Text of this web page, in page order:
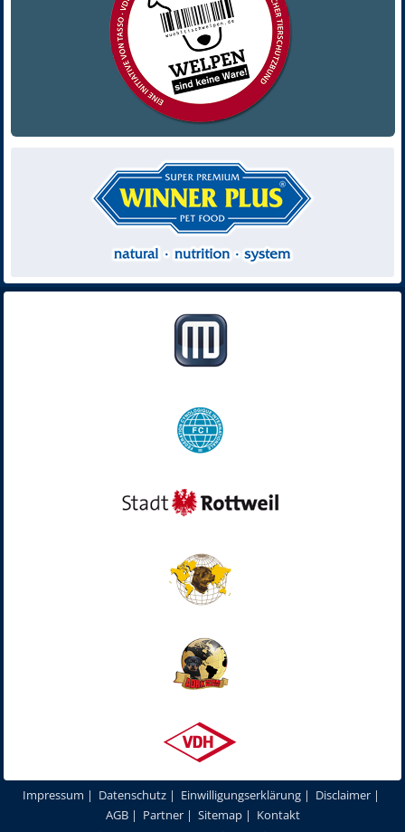
Impressum | Datenschutz | Einwilligungserklärung | Disclaimer |
AGB| Partner| Sitemap| Kontakt